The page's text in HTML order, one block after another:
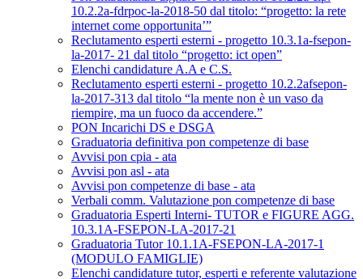
10.2.2a-fdrpoc-la-2018-50 dal titolo: “progetto: la rete
internet come opportunita’”
Reclutamento esperti esterni - progetto 10.3.1a-fsepon-
la-2017- 21 dal titolo “progetto: ict open”
Elenchi candidature A.A e C.S.
Reclutamento esperti esterni - progetto 10.2.2afsepon-
la-2017-313 dal titolo “la mente non è un vaso da
riempire, ma un fuoco da accendere.”
PON Incarichi DS e DSGA
Graduatoria definitiva pon competenze di base
Avvisi pon cpia - ata
Avvisi pon asl - ata
Avvisi pon competenze di base - ata
Verbali comm. Valutazione pon competenze di base
Graduatoria Esperti Interni- TUTOR e FIGURE AGG.
10.3.1A-FSEPON-LA-2017-21
Graduatoria Tutor 10.1.1A-FSEPON-LA-2017-1
(MODULO FAMIGLIE)
Elenchi candidature tutor, esperti e referente valutazione